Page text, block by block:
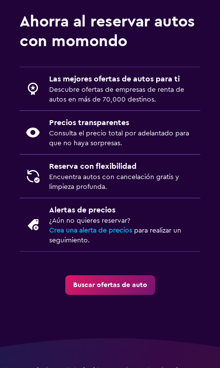
Ahorra al reservar autos
con momondo
Las mejores ofertas de autos para ti
Descubre ofertas de empresas de renta de
autos en más de 70,000 destinos.
Precios transparentes
Consulta el precio total por adelantado para
que no haya sorpresas.
Reserva con flexibilidad
Encuentra autos con cancelación gratis y
limpieza profunda.
Alertas de precios
¿Aún no quieres reservar?
Crea una alerta de precios para realizar un
seguimiento.
Buscar ofertas de auto